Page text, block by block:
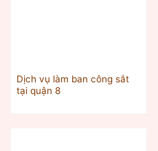
Dịch vụ làm ban công sắt
tại quận 8